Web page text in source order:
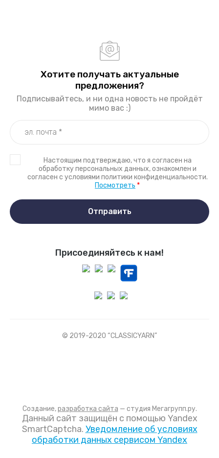
Присоединяйтесь к нам!
Хотите получать актуальные
предложения?
Подписывайтесь, и ни одна новость не пройдёт
мимо вас :)
Настоящим подтверждаю, что я согласен на
обработку персональных данных, ознакомлен и
согласен с условиями политики конфиденциальности.
Посмотреть *
Отправить
© 2019-2020 “CLASSICYARN”
Создание,разработка сайта — студия Мегагрупп.ру.
Данный сайт защищён с помощью Yandex
SmartCaptcha. Уведомление об условиях
обработки данных сервисом Yandex